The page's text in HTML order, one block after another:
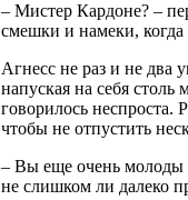
– Мистер Кардоне? –
смешки и намеки,
Агнесс не раз и не два
напуская на себя
говорилось неспроста.
чтобы не отпустить
– Вы еще очень молоды
не слишком ли далеко